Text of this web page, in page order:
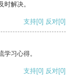
解决。
支持[0] 反对[0]
习心得。
支持[0] 反对[0]